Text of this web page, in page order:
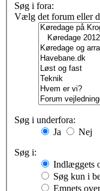
Søg i fora:
Vælg det forum eller
Søg i underfora:
Ja
Nej
Søg i:
Indlæggets
Søg kun i
Emnets